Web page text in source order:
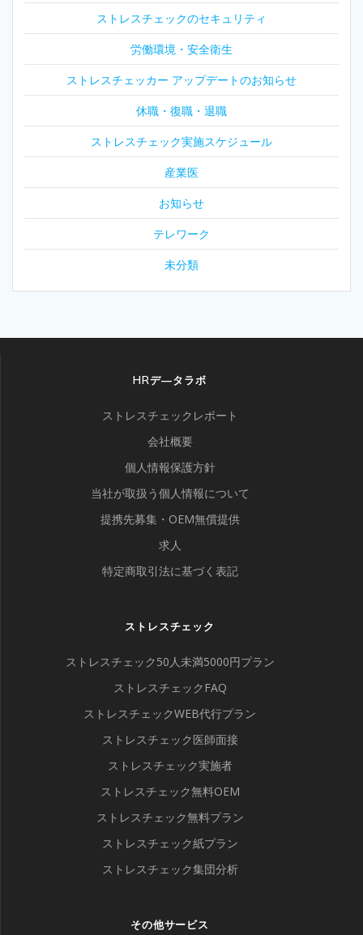
ストレスチェックのセキュリティ
労働環境・安全衛生
ストレスチェッカー アップデートのお知らせ
休職・復職・退職
ストレスチェック実施スケジュール
産業医
お知らせ
テレワーク
未分類
HRデ―タラボ
ストレスチェックレポート
会社概要
個人情報保護方針
当社が取扱う個人情報について
提携先募集・OEM無償提供
求人
特定商取引法に基づく表記
ストレスチェック
ストレスチェック50人未満5000円プラン
ストレスチェックFAQ
ストレスチェックWEB代行プラン
ストレスチェック医師面接
ストレスチェック実施者
ストレスチェック無料OEM
ストレスチェック無料プラン
ストレスチェック紙プラン
ストレスチェック集団分析
その他サービス